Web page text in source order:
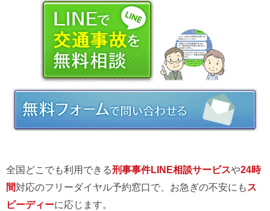
全国どこでも利用できる刑事事件LINE相談サービスや24時
間対応のフリーダイヤル予約窓口で、お急ぎの不安にも ス
ピーディーに応じます。